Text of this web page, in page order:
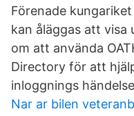
Förenade
kan åläggas att
om att använda
Directory för att
inloggnings
Nar ar bilen